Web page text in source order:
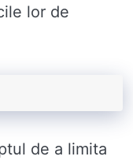
lor de
de a limita